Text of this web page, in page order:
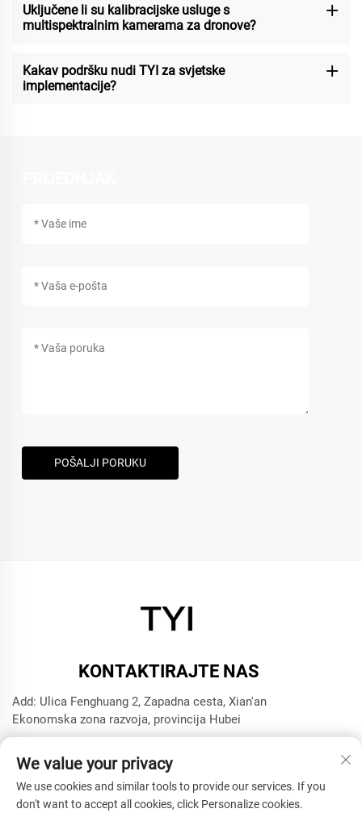
Uključene li su kalibracijske usluge s
multispektralnim kamerama za dronove?
Kakav podršku nudi TYI za svjetske
implementacije?
POŠALJI PORUKU
KONTAKTIRAJTE NAS
Add: Ulica Fenghuang 2, Zapadna cesta, Xian'an
Ekonomska zona razvoja, provincija Hubei
E-mail:[email protected]
We value your privacy
We use cookies and similar tools to provide our services. If you
don't want to accept all cookies, click Personalize cookies.